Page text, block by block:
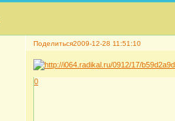
Поделиться2009-12-28 11:51:10
0